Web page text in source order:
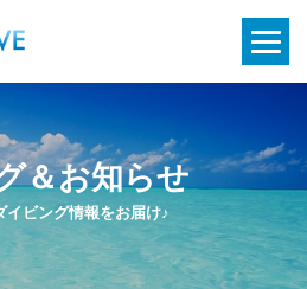
イビング情報をお届け♪
＆お知らせ